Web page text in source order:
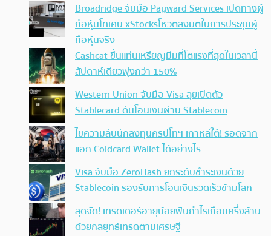
Broadridge จับมือ Payward Services เปิดทางผู้
ถือหุ้นโทเคน xStocksโหวตลงมติในการประชุมผู้
ถือหุ้นจริง
Cashcat ขึ้นแท่นเหรียญมีมที่โตแรงที่สุดในเวลานี้
สัปดาห์เดียวพุ่งกว่า 150%
Western Union จับมือ Visa ลุยเปิดตัว
Stablecard ดันโอนเงินผ่าน Stablecoin
ไขความลับนักลงทุนคริปโทฯ เกาหลีใต้! รอดจาก
แฮก Coldcard Wallet ได้อย่างไร
Visa จับมือ ZeroHash ยกระดับชำระเงินด้วย
Stablecoin รองรับการโอนเงินรวดเร็วข้ามโลก
สุดจัด! เทรดเดอร์อายุน้อยฟันกำไรเกือบครึ่งล้าน
ด้วยกลยุทธ์เทรดตามเศรษฐี